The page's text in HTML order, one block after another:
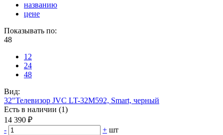
названию
цене
Показывать по:
48
12
24
48
Вид:
32"Телевизор JVC LT-32M592, Smart, черный
Есть в наличии (1)
14 390 ₽
-
+ шт